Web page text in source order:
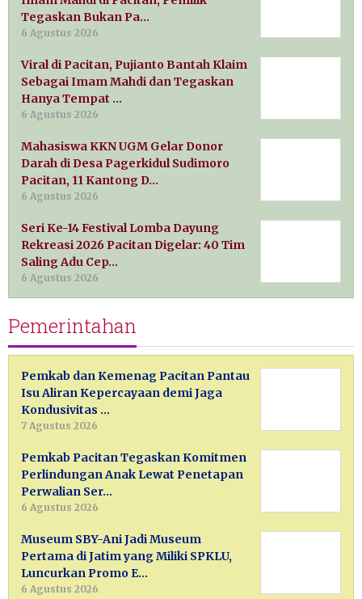
Tegaskan Bukan Pa…
6 Agustus 2026
Viral di Pacitan, Pujianto Bantah Klaim
Sebagai Imam Mahdi dan Tegaskan
Hanya Tempat …
6 Agustus 2026
Mahasiswa KKN UGM Gelar Donor
Darah di Desa Pagerkidul Sudimoro
Pacitan, 11 Kantong D…
6 Agustus 2026
Seri Ke-14 Festival Lomba Dayung
Rekreasi 2026 Pacitan Digelar: 40 Tim
Saling Adu Cep…
6 Agustus 2026
Pemerintahan
Pemkab dan Kemenag Pacitan Pantau
Isu Aliran Kepercayaan demi Jaga
Kondusivitas …
7 Agustus 2026
Pemkab Pacitan Tegaskan Komitmen
Perlindungan Anak Lewat Penetapan
Perwalian Ser…
6 Agustus 2026
Museum SBY-Ani Jadi Museum
Pertama di Jatim yang Miliki SPKLU,
Luncurkan Promo E…
6 Agustus 2026